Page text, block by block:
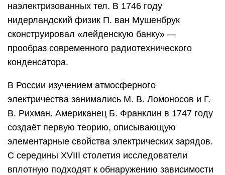
наэлектризованных тел. В 1746 году
нидерландский физик П. ван Мушенбрук
сконструировал «лейденскую банку» —
прообраз современного радиотехнического
конденсатора.
В России изучением атмосферного
электричества занимались М. В. Ломоносов и Г.
В. Рихман. Американец Б. Франклин в 1747 году
создаёт первую теорию, описывающую
элементарные свойства электрических зарядов.
С середины XVIII столетия исследователи
вплотную подходят к обнаружению зависимости